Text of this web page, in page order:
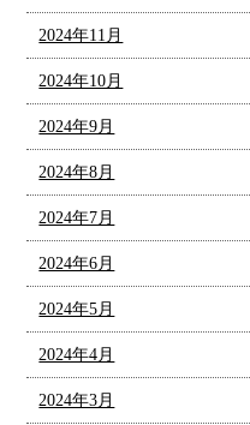
2024年11月
2024年10月
2024年9月
2024年8月
2024年7月
2024年6月
2024年5月
2024年4月
2024年3月